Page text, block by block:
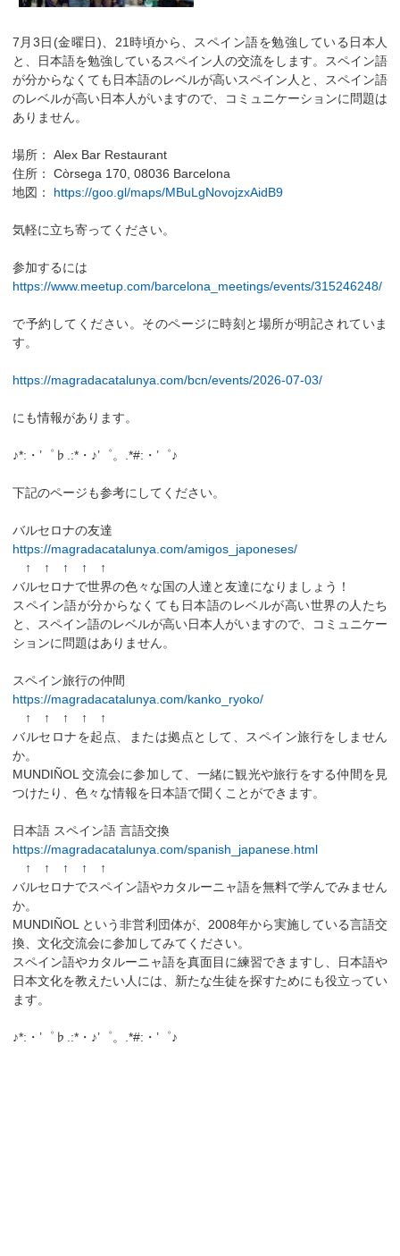
7月3日(金曜日)、21時頃から、スペイン語を勉強している日本人
と、日本語を勉強しているスペイン人の交流をします。スペイン語
が分からなくても日本語のレベルが高いスペイン人と、スペイン語
のレベルが高い日本人がいますので、コミュニケーションに問題は
ありません。
場所： Alex Bar Restaurant
住所： Còrsega 170, 08036 Barcelona
地図： https://goo.gl/maps/MBuLgNovojzxAidB9
気軽に立ち寄ってください。
参加するには
https://www.meetup.com/barcelona_meetings/events/315246248/
で予約してください。そのページに時刻と場所が明記されていま
す。
https://magradacatalunya.com/bcn/events/2026-07-03/
にも情報があります。
♪*:・’゜♭.:*・♪’゜。.*#:・’゜♪
下記のページも参考にしてください。
バルセロナの友達
https://magradacatalunya.com/amigos_japoneses/
↑ ↑ ↑ ↑ ↑
バルセロナで世界の色々な国の人達と友達になりましょう！
スペイン語が分からなくても日本語のレベルが高い世界の人たち
と、スペイン語のレベルが高い日本人がいますので、コミュニケー
ションに問題はありません。
スペイン旅行の仲間
https://magradacatalunya.com/kanko_ryoko/
↑ ↑ ↑ ↑ ↑
バルセロナを起点、または拠点として、スペイン旅行をしません
か。
MUNDIÑOL 交流会に参加して、一緒に観光や旅行をする仲間を見
つけたり、色々な情報を日本語で聞くことができます。
日本語 スペイン語 言語交換
https://magradacatalunya.com/spanish_japanese.html
↑ ↑ ↑ ↑ ↑
バルセロナでスペイン語やカタルーニャ語を無料で学んでみません
か。
MUNDIÑOL という非営利団体が、2008年から実施している言語交
換、文化交流会に参加してみてください。
スペイン語やカタルーニャ語を真面目に練習できますし、日本語や
日本文化を教えたい人には、新たな生徒を探すためにも役立ってい
ます。
♪*:・’゜♭.:*・♪’゜。.*#:・’゜♪